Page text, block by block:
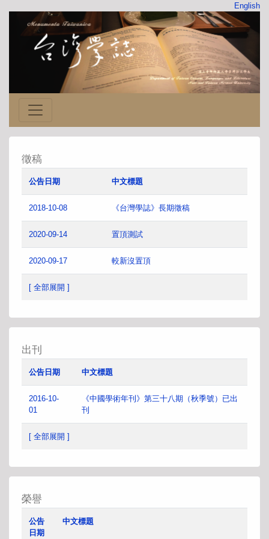
English
徵稿
公告日期 中文標題
2018-10-08 《台灣學誌》長期徵稿
2020-09-14 置頂測試
2020-09-17 較新沒置頂
[ 全部展開 ]
出刊
公告日期 中文標題
2016-10-
01
《中國學術年刊》第三十八期（秋季號）已出
刊
[ 全部展開 ]
榮譽
公告
日期
中文標題